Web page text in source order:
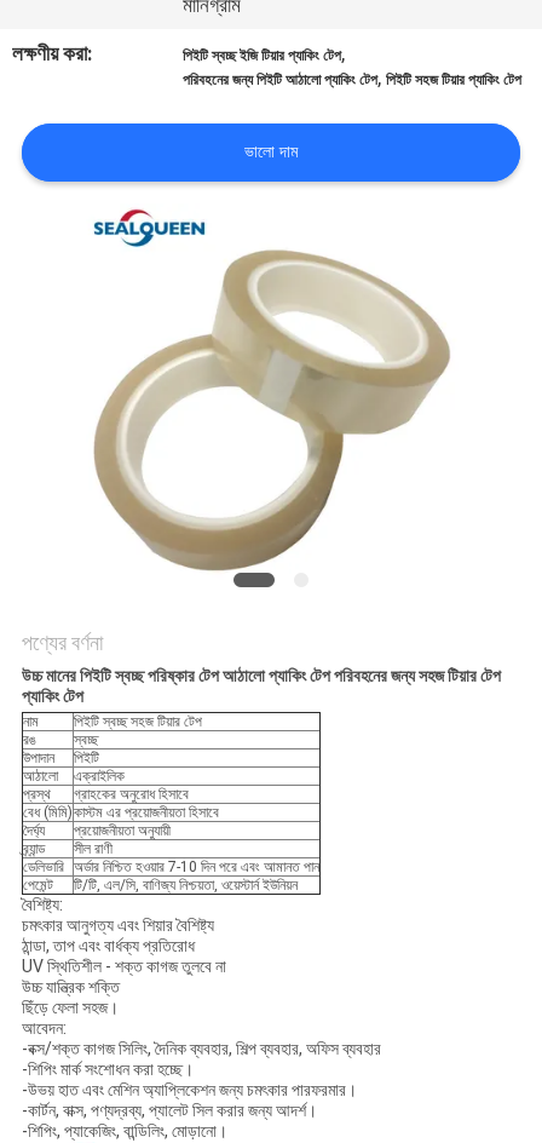
জন্য
আবেদন
গোপনীয়তা
মানিগ্রাম
লক্ষণীয় করা:
পিইটি স্বচ্ছ ইজি টিয়ার প্যাকিং টেপ,
পরিবহনের জন্য পিইটি আঠালো প্যাকিং টেপ,পিইটি সহজ টিয়ার প্যাকিং টেপ
ভালো দাম
পণ্যের বর্ণনা
উচ্চ মানের পিইটি স্বচ্ছ পরিষ্কার টেপ আঠালো প্যাকিং টেপ পরিবহনের জন্য সহজ টিয়ার টেপ
প্যাকিং টেপ
নাম
পিইটি স্বচ্ছ সহজ টিয়ার টেপ
রঙ
স্বচ্ছ
উপাদান
পিইটি
আঠালো
এক্রাইলিক
প্রস্থ
গ্রাহকের অনুরোধ হিসাবে
বেধ (মিমি)কাস্টম এর প্রয়োজনীয়তা হিসাবে
দৈর্ঘ্য
প্রয়োজনীয়তা অনুযায়ী
ব্র্যান্ড
সীল রাণী
ডেলিভারি অর্ডার নিশ্চিত হওয়ার 7-10 দিন পরে এবং আমানত পান
পেমেন্ট
টি/টি, এল/সি, বাণিজ্য নিশ্চয়তা, ওয়েস্টার্ন ইউনিয়ন
বৈশিষ্ট্য:
চমৎকার আনুগত্য এবং শিয়ার বৈশিষ্ট্য
ঠান্ডা, তাপ এবং বার্ধক্য প্রতিরোধ
UV স্থিতিশীল - শক্ত কাগজ তুলবে না
উচ্চ যান্ত্রিক শক্তি
ছিঁড়ে ফেলা সহজ।
আবেদন:
-বক্স/শক্ত কাগজ সিলিং, দৈনিক ব্যবহার, শিল্প ব্যবহার, অফিস ব্যবহার
-শিপিং মার্ক সংশোধন করা হচ্ছে।
-উভয় হাত এবং মেশিন অ্যাপ্লিকেশন জন্য চমৎকার পারফরমার।
-কার্টন, বাক্স, পণ্যদ্রব্য, প্যালেট সিল করার জন্য আদর্শ।
-শিপিং, প্যাকেজিং, বান্ডিলিং, মোড়ানো।